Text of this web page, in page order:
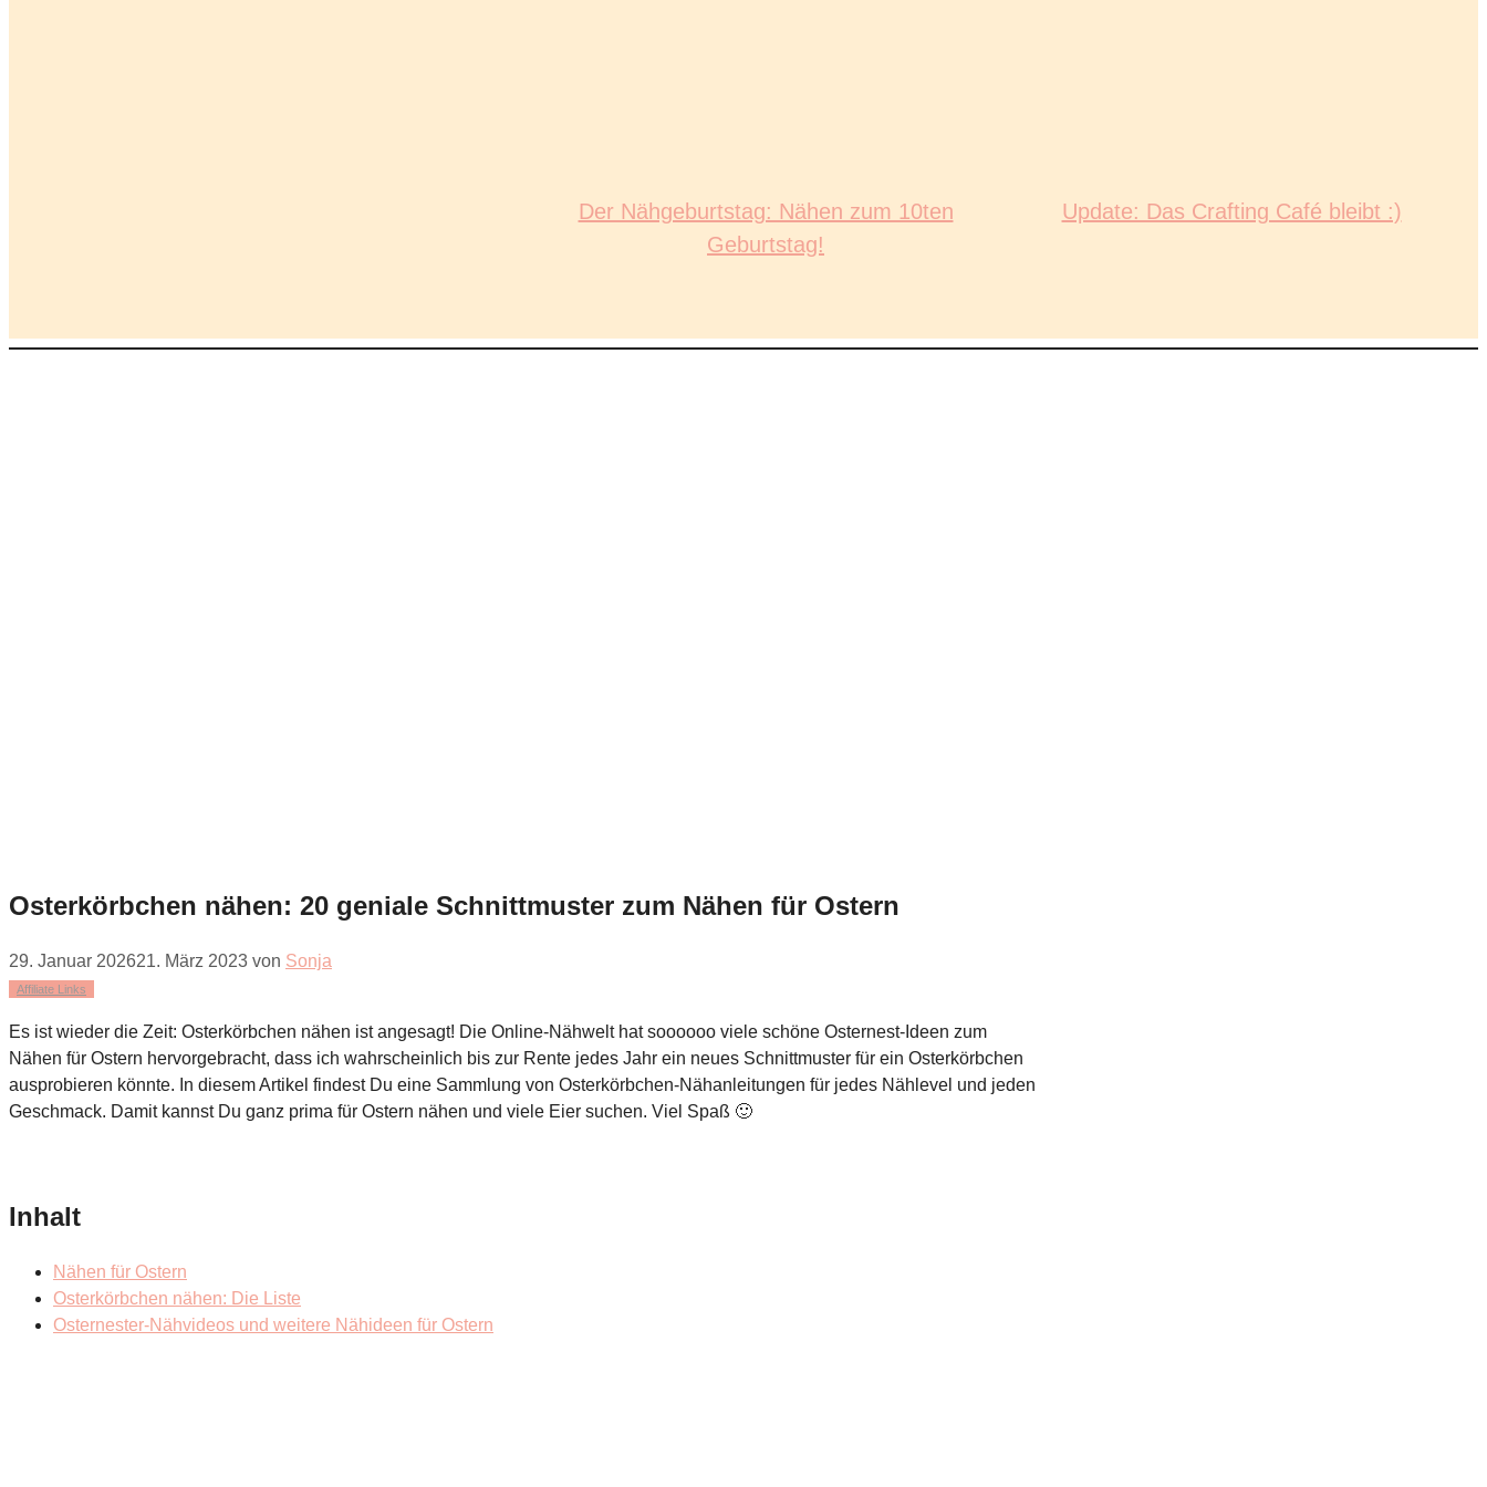
Der Nähgeburtstag: Nähen zum 10ten
Geburtstag!
Update: Das Crafting Café bleibt :)
Osterkörbchen nähen: 20 geniale Schnittmuster zum Nähen für Ostern
29. Januar 202621. März 2023 von Sonja
Affiliate Links
Es ist wieder die Zeit: Osterkörbchen nähen ist angesagt! Die Online-Nähwelt hat soooooo viele schöne Osternest-Ideen zum
Nähen für Ostern hervorgebracht, dass ich wahrscheinlich bis zur Rente jedes Jahr ein neues Schnittmuster für ein Osterkörbchen
ausprobieren könnte. In diesem Artikel findest Du eine Sammlung von Osterkörbchen-Nähanleitungen für jedes Nählevel und jeden
Geschmack. Damit kannst Du ganz prima für Ostern nähen und viele Eier suchen. Viel Spaß 🙂
Inhalt
Nähen für Ostern
Osterkörbchen nähen: Die Liste
Osternester-Nähvideos und weitere Nähideen für Ostern